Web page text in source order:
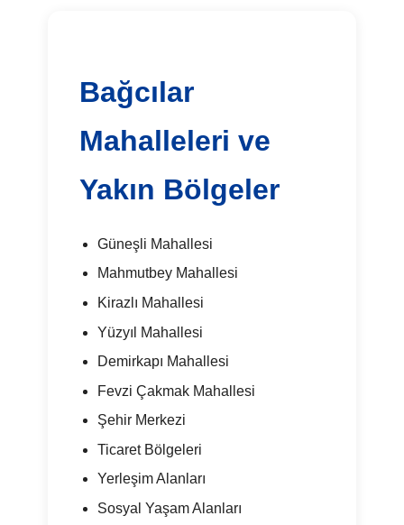
Bağcılar
Mahalleleri ve
Yakın Bölgeler
Güneşli Mahallesi
Mahmutbey Mahallesi
Kirazlı Mahallesi
Yüzyıl Mahallesi
Demirkapı Mahallesi
Fevzi Çakmak Mahallesi
Şehir Merkezi
Ticaret Bölgeleri
Yerleşim Alanları
Sosyal Yaşam Alanları